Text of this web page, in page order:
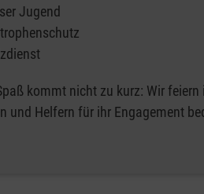
Jugend
kommt nicht zu kurz: Wir
und Helfern für ihr Engagement